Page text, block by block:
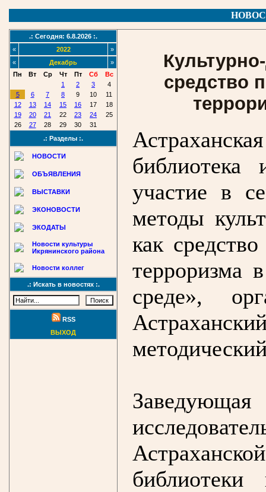
.: Сегодня: 6.8.2026 :.
«
2022
»
«
Декабрь
»
Пн
Вт Ср Чт Пт Сб
Вс
1
2 3
4
5
6 7 8 9 10
11
12
13 14 15 16 17
18
19
20 21 22 23 24
25
26
27 28 29 30
31
.: Разделы :.
НОВОСТИ
ОБЪЯВЛЕНИЯ
ВЫСТАВКИ
ЭКОНОВОСТИ
ЭКОДАТЫ
Новости культуры
Икрянинского района
Новости коллег
.: Искать в новостях :.
RSS
ВЫХОД
средство
участие в
методы
как
терроризма
среде»,